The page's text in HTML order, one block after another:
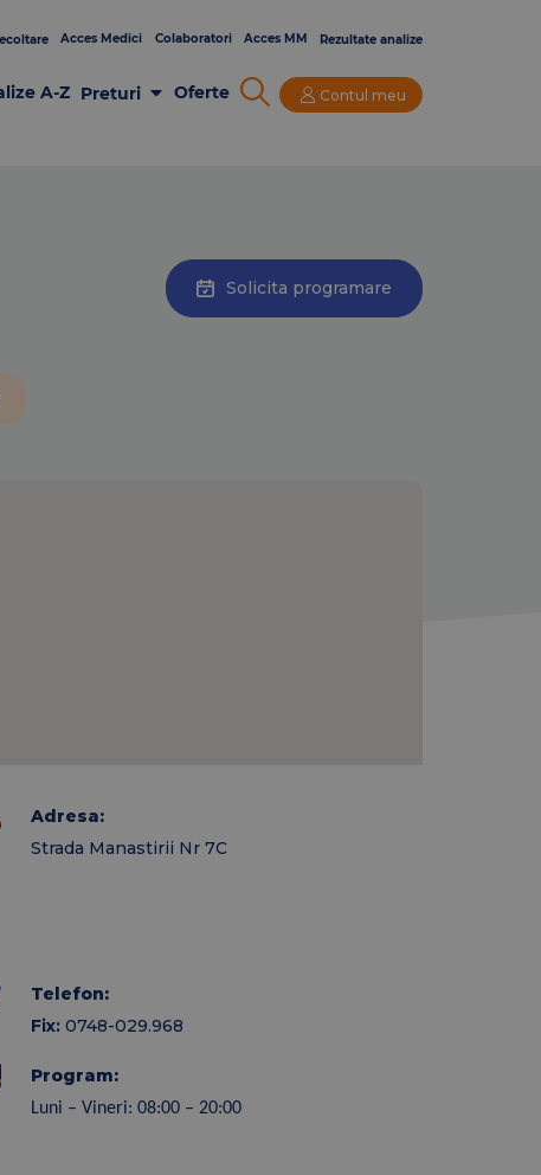
Acces Medici Colaboratori Acces MM Rezultate analize
A-Z Preturi Oferte Contul meu
Solicita programare
Adresa:
Strada Manastirii Nr 7C
Telefon:
Fix: 0748-029.968
Program:
Luni – Vineri: 08:00 – 20:00